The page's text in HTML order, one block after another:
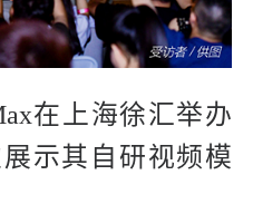
在上海徐汇举办
示其自研视频模